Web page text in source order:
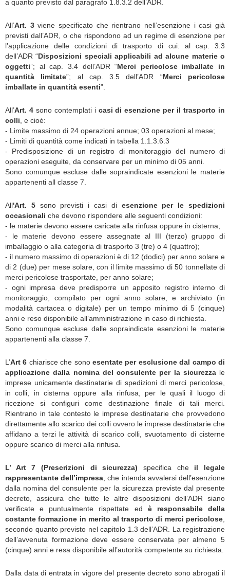
a quanto previsto dal paragrafo 1.8.3.2 dell’ADR.
All’Art. 3viene specificato che rientrano nell’esenzione i casi già
previsti dall’ADR, o che rispondono ad un regime di esenzione per
l’applicazione delle condizioni di trasporto di cui: al cap. 3.3
dell’ADR “Disposizioni speciali applicabili ad alcune materie o
oggetti”; al cap. 3.4 dell’ADR “Merci pericolose imballate in
quantità limitate”; al cap. 3.5 dell’ADR “Merci pericolose
imballate in quantità esenti”.
All’Art. 4sono contemplati i casi di esenzione per il trasporto in
colli , e cioè:
- Limite massimo di 24 operazioni annue; 03 operazioni al mese;
- Limiti di quantità come indicati in tabella 1.1.3.6.3
- Predisposizione di un registro di monitoraggio del numero di
operazioni eseguite, da conservare per un minimo di 05 anni.
Sono comunque escluse dalle sopraindicate esenzioni le materie
appartenenti all classe 7
All'Art. 5sono previsti i casi di esenzione per le spedizioni
occasionali che devono rispondere alle seguenti condizioni:
- le materie devono essere caricate alla rinfusa oppure in cisterna;
- le materie devono essere assegnate al III (terzo) gruppo di
imballaggio o alla categoria di trasporto 3 (tre) o 4 (quattro);
- il numero massimo di operazioni è di 12 (dodici) per anno solare e
di 2 (due) per mese solare, con il limite massimo di 50 tonnellate di
merci pericolose trasportate, per anno solare;
- ogni impresa deve predisporre un apposito registro interno di
monitoraggio, compilato per ogni anno solare, e archiviato (in
modalità cartacea o digitale) per un tempo minimo di 5 (cinque)
anni e reso disponibile all’amministrazione in caso di richiesta.
Sono comunque escluse dalle sopraindicate esenzioni le materie
appartenenti alla classe 7
L’Art 6 chiarisce che sonoesentate per esclusione dal campo di
applicazione dalla nomina del consulente per la sicurezzale
imprese unicamente destinatarie di spedizioni di merci pericolose,
in colli, in cisterna oppure alla rinfusa, per le quali il luogo di
ricezione si configuri come destinazione finale di tali merci.
Rientrano in tale contesto le imprese destinatarie che provvedono
direttamente allo scarico dei colli ovvero le imprese destinatarie che
affidano a terzi le attività di scarico colli, svuotamento di cisterne
oppure scarico di merci alla rinfusa.
L’ Art 7 (Prescrizioni di sicurezza) specifica che il legale
rappresentante dell’impresa , che intenda avvalersi dell’esenzione
dalla nomina del consulente per la sicurezza previste dal presente
decreto, assicura che tutte le altre disposizioni dell’ADR siano
verificate e puntualmente rispettate ed è responsabile della
costante formazione in merito al trasporto di merci pericolose
secondo quanto previsto nel capitolo 1.3 dell’ADR. La registrazione
dell’avvenuta formazione deve essere conservata per almeno 5
(cinque) anni e resa disponibile all’autorità competente su richiesta.
Dalla data di entrata in vigore del presente decreto sono abrogati il